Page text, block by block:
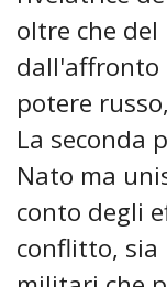
oltre che
dall'affronto
potere
La seconda
Nato ma
conto degli
conflitto,